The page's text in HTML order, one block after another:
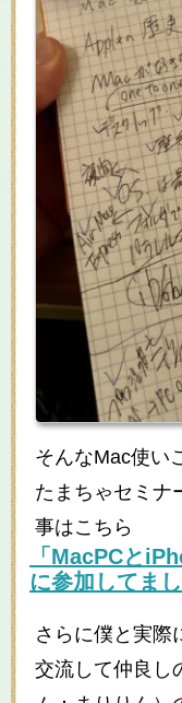
そんなMac使い
たまちゃセミナ
事はこちら
「 MacPCと
に参加してま
さらに僕と実際
交流して仲良し